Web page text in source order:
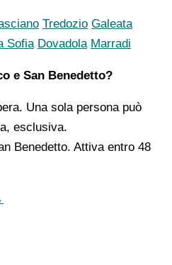
Tredozio Galeata
Sofia Dovadola Marradi
e San Benedetto?
Una sola persona può
esclusiva.
Benedetto. Attiva entro 48